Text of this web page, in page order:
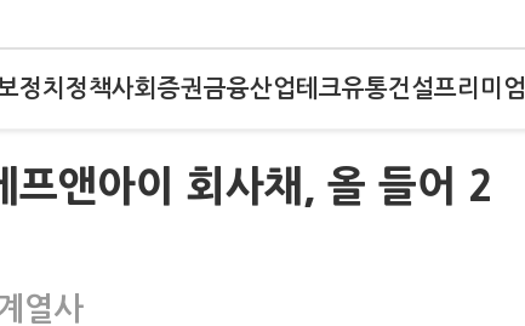
정치 정책사회 증권금융산업테크유통건설프리미엄
프앤아이 회사채, 올 들어 2
열사